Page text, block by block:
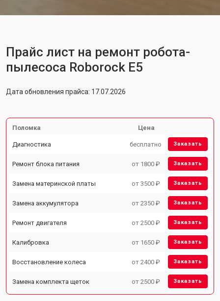
Прайс лист на ремонт робота-
пылесоса Roborock E5
Дата обновления прайса: 17.07.2026
Поломка Цена
Диагностика бесплатно Заказать
Ремонт блока питания от 1800 ₽ Заказать
Замена материнской платы от 3500 ₽ Заказать
Замена аккумулятора от 2350 ₽ Заказать
Ремонт двигателя от 2500 ₽ Заказать
Калибровка от 1650 ₽ Заказать
Восстановление колеса от 2400 ₽ Заказать
Замена комплекта щеток от 2500 ₽ Заказать